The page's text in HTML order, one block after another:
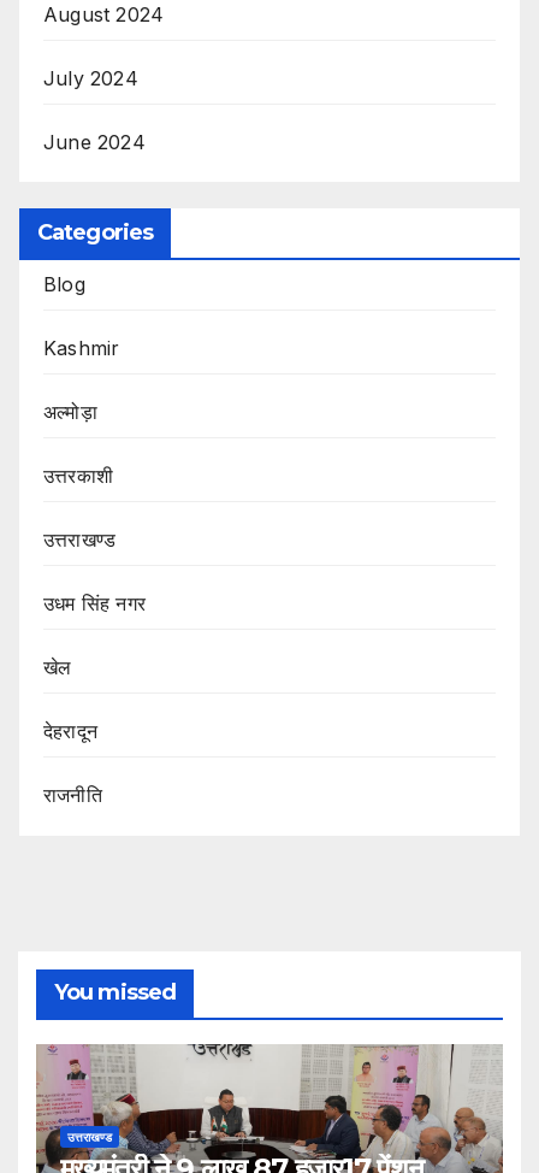
August 2024
July 2024
June 2024
Categories
Blog
Kashmir
अल्मोड़ा
उत्तरकाशी
उत्तराखण्ड
उधम सिंह नगर
खेल
देहरादून
राजनीति
You missed
उत्तराखण्ड